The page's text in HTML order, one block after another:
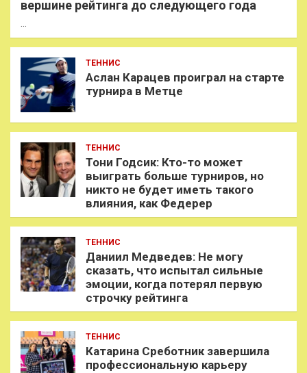
вершине рейтинга до следующего года
…
ТЕННИС
Аслан Карацев проиграл на старте
турнира в Метце
ТЕННИС
Тони Годсик: Кто-то может
выиграть больше турниров, но
никто не будет иметь такого
влияния, как Федерер
ТЕННИС
Даниил Медведев: Не могу
сказать, что испытал сильные
эмоции, когда потерял первую
строчку рейтинга
ТЕННИС
Катарина Среботник завершила
профессиональную карьеру